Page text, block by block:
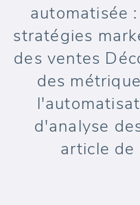
automatisée
stratégies
des ventes
des
d'analyse
article de